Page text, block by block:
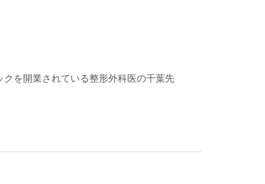
を開業されている整形外科医の千葉先